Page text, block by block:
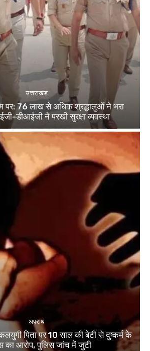
उत्तराखंड
पर: 76 लाख से अधिक श्रद्धालुओं ने भरा
डीआईजी ने परखी सुरक्षा व्यवस्था
अपराध
पिता पर 10 साल की बेटी से दुष्कर्म के
का आरोप, पुलिस जांच में जुटी